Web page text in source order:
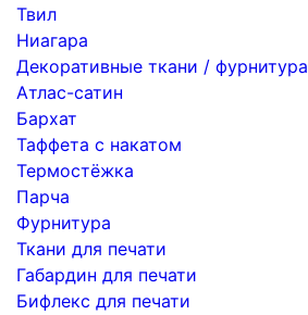
Твил
Ниагара
Декоративные ткани / фурнитура
Атлас-сатин
Бархат
Таффета с накатом
Термостёжка
Парча
Фурнитура
Ткани для печати
Габардин для печати
Бифлекс для печати